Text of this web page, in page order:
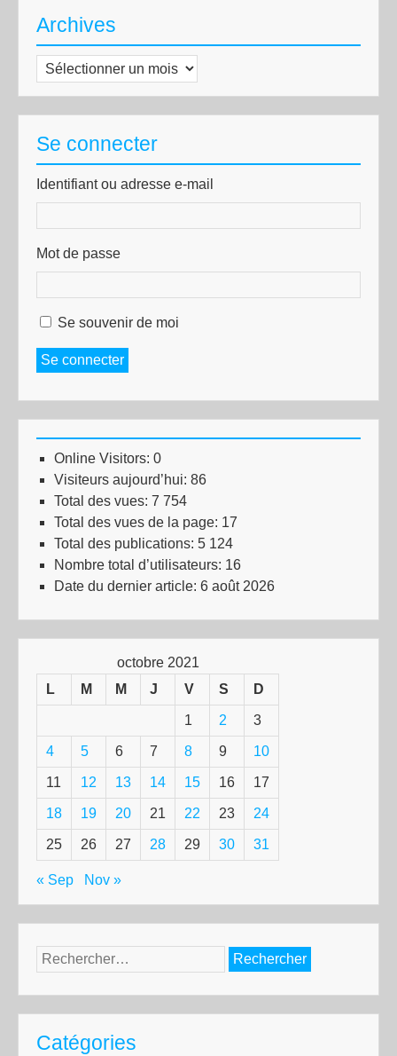
Archives
Archives
Se connecter
Identifiant ou adresse e-mail
Mot de passe
Se souvenir de moi
Se connecter
Online Visitors: 0
Visiteurs aujourd’hui: 86
Total des vues: 7 754
Total des vues de la page: 17
Total des publications: 5 124
Nombre total d’utilisateurs: 16
Date du dernier article: 6 août 2026
octobre 2021
L
M M J V S D
1 2 3
4 5 6 7 8 9 10
11 12 13 14 15 16 17
18 19 20 21 22 23 24
25 26 27 28 29 30 31
« Sep Nov »
Rechercher :
Catégories